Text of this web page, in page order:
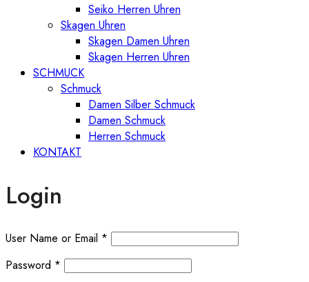
Seiko Herren Uhren
Skagen Uhren
Skagen Damen Uhren
Skagen Herren Uhren
SCHMUCK
Schmuck
Damen Silber Schmuck
Damen Schmuck
Herren Schmuck
KONTAKT
Login
User Name or Email *
Password *